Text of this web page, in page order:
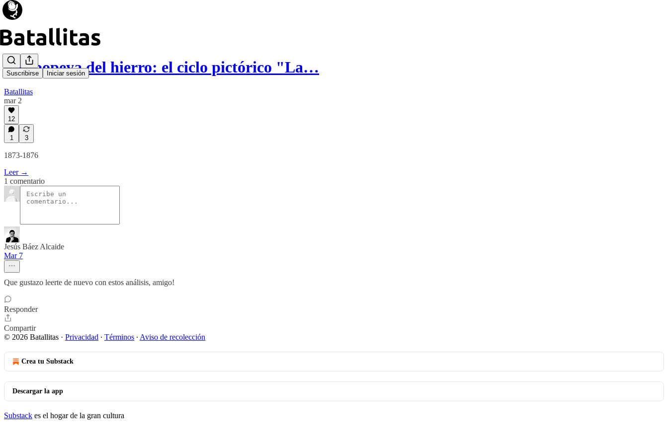
Suscribirse Iniciar sesión
La epopeya del hierro: el ciclo pictórico "La…
Batallitas
mar 2
12
1 3
1873-1876
Leer →
1 comentario
Jesús Báez Alcaide
Mar 7
Que gustazo leerte de nuevo con estos análisis, amigo!
Responder
Compartir
© 2026 Batallitas · Privacidad ∙ Términos ∙ Aviso de recolección
Crea tu Substack
Descargar la app
Substack es el hogar de la gran cultura